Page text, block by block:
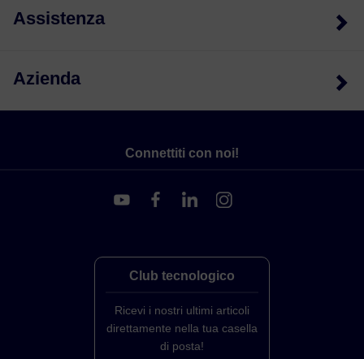
Assistenza
Azienda
Connettiti con noi!
Club tecnologico
Ricevi i nostri ultimi articoli
direttamente nella tua casella
di posta!